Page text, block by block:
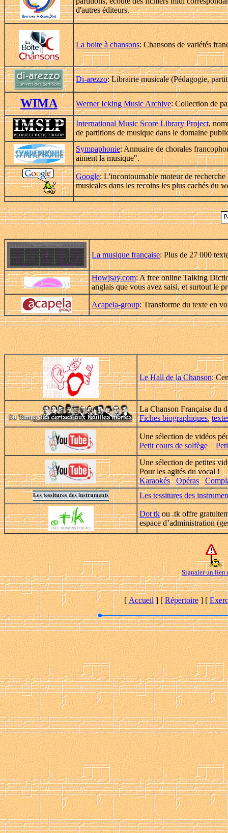
d'autres éditeurs.
La boite à chansons: Chansons de variétés
Di-arezzo: Librairie musicale (Pédagogie,
WIMA Werner Icking Music Archive: Collection de
International Music Score Library Project,
de partitions de musique dans le domaine
Sympaphonie: Annuaire de chorales
aiment la musique".
Google: L'incontournable moteur de
musicales dans les recoins les plus cachés du
La musique française: Plus de 27 000
Howjsay.com: A free online Talking
anglais que vous avez saisi, et surtout le
Acapela-group: Transforme du texte en
Le Hall de la Chanson:
La Chanson Française du
Fiches biographiques,
Une sélection de vidéos
Petit cours de solfège
Une sélection de petites
Pour les agités du vocal !
Karaokés
Opéras
Les tessitures des
Dot tkou .tk offre
espace d’administration
Signaler un lien
[ Accueil] [Répertoire] [